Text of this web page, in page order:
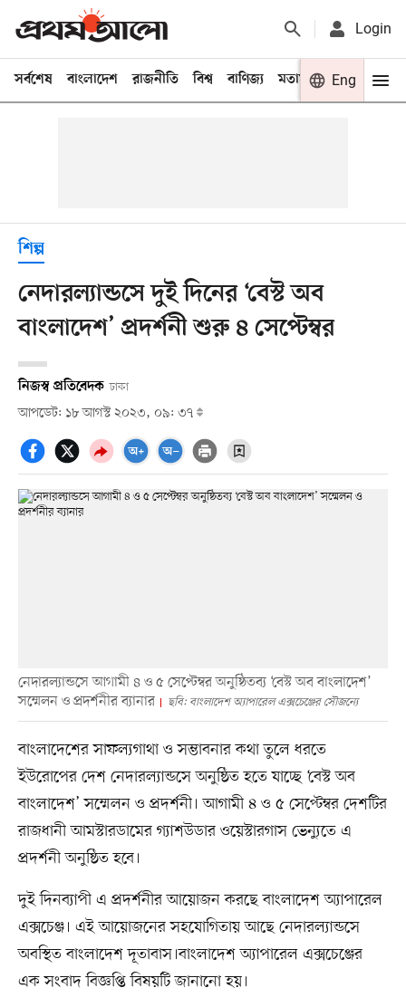
Login
সর্বশেষ বাংলাদেশ রাজনীতি বিশ্ব বাণিজ্য মতামত খেলা
Eng
শিল্প
নেদারল্যান্ডসে দুই দিনের ‘বেস্ট অব
বাংলাদেশ’ প্রদর্শনী শুরু ৪ সেপ্টেম্বর
নিজস্ব প্রতিবেদক ঢাকা
আপডেট: ১৮ আগস্ট ২০২৩, ০৯: ৩৭
নেদারল্যান্ডসে আগামী ৪ ও ৫ সেপ্টেম্বর অনুষ্ঠিতব্য ‘বেস্ট অব বাংলাদেশ’
সম্মেলন ও প্রদর্শনীর ব্যানার
ছবি: বাংলাদেশ অ্যাপারেল এক্সচেঞ্জের সৌজন্যে
বাংলাদেশের সাফল্যগাথা ও সম্ভাবনার কথা তুলে ধরতে
ইউরোপের দেশ নেদারল্যান্ডসে অনুষ্ঠিত হতে যাচ্ছে ‘বেস্ট অব
বাংলাদেশ’ সম্মেলন ও প্রদর্শনী। আগামী ৪ ও ৫ সেপ্টেম্বর দেশটির
রাজধানী আমস্টারডামের গ্যাশউডার ওয়েস্টারগাস ভেন্যুতে এ
প্রদর্শনী অনুষ্ঠিত হবে।
দুই দিনব্যাপী এ প্রদর্শনীর আয়োজন করছে বাংলাদেশ অ্যাপারেল
এক্সচেঞ্জ। এই আয়োজনের সহযোগিতায় আছে নেদারল্যান্ডসে
অবস্থিত বাংলাদেশ দূতাবাস।বাংলাদেশ অ্যাপারেল এক্সচেঞ্জের
এক সংবাদ বিজ্ঞপ্তি বিষয়টি জানানো হয়।